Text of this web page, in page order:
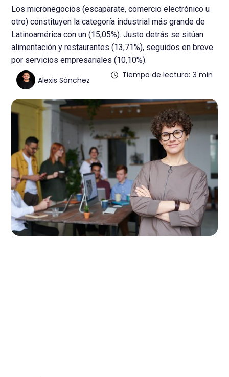
Los micronegocios (escaparate, comercio electrónico u
otro) constituyen la categoría industrial más grande de
Latinoamérica con un (15,05%). Justo detrás se sitúan
alimentación y restaurantes (13,71%), seguidos en breve
por servicios empresariales (10,10%).
Alexis Sánchez
Tiempo de lectura: 3 min